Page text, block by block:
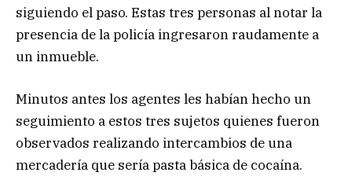
siguiendo el paso. Estas tres personas al notar la
presencia de la policía ingresaron raudamente a
un inmueble.
Minutos antes los agentes les habían hecho un
seguimiento a estos tres sujetos quienes fueron
observados realizando intercambios de una
mercadería que sería pasta básica de cocaína.